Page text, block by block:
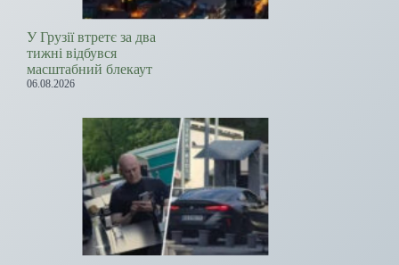
У Грузії втретє за два
тижні відбувся
масштабний блекаут
06.08.2026